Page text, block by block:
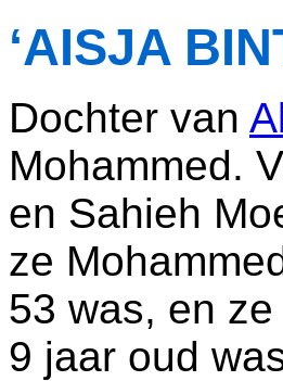
‘AISJA
Dochter van
Mohammed.
en Sahieh
ze
53 was, en
9 jaar oud